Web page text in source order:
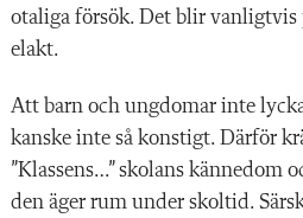
otaliga försök. Det blir vanligtvis
elakt.
Att barn och ungdomar inte
kanske inte så konstigt. Därför
”Klassens…” skolans kännedom
den äger rum under skoltid.